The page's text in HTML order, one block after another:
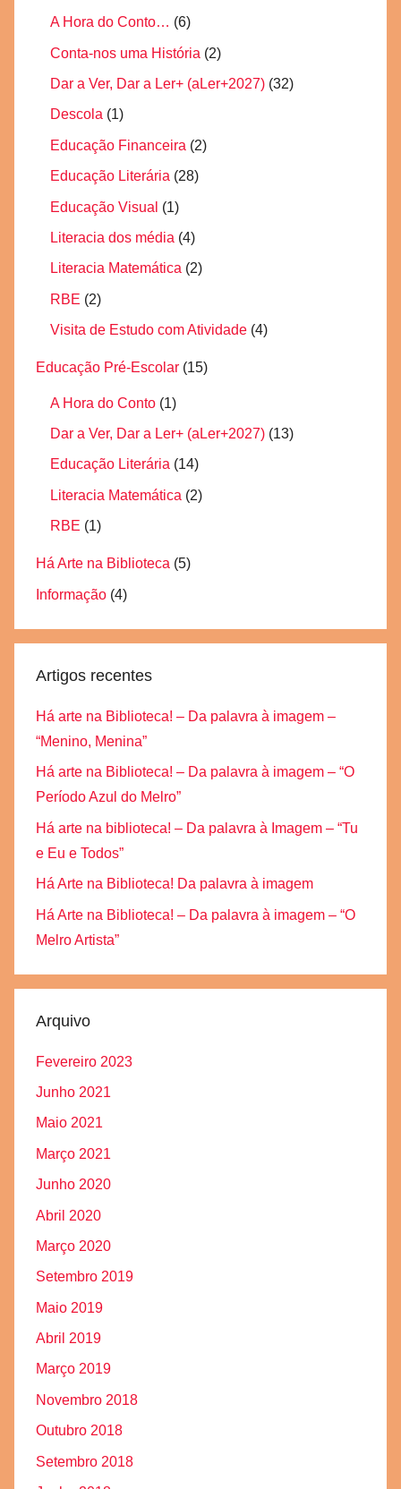
A Hora do Conto… (6)
Conta-nos uma História (2)
Dar a Ver, Dar a Ler+ (aLer+2027) (32)
Descola (1)
Educação Financeira (2)
Educação Literária (28)
Educação Visual (1)
Literacia dos média (4)
Literacia Matemática (2)
RBE (2)
Visita de Estudo com Atividade (4)
Educação Pré-Escolar (15)
A Hora do Conto (1)
Dar a Ver, Dar a Ler+ (aLer+2027) (13)
Educação Literária (14)
Literacia Matemática (2)
RBE (1)
Há Arte na Biblioteca (5)
Informação (4)
Artigos recentes
Há arte na Biblioteca! – Da palavra à imagem –
“Menino, Menina”
Há arte na Biblioteca! – Da palavra à imagem – “O
Período Azul do Melro”
Há arte na biblioteca! – Da palavra à Imagem – “Tu
e Eu e Todos”
Há Arte na Biblioteca! Da palavra à imagem
Há Arte na Biblioteca! – Da palavra à imagem – “O
Melro Artista”
Arquivo
Fevereiro 2023
Junho 2021
Maio 2021
Março 2021
Junho 2020
Abril 2020
Março 2020
Setembro 2019
Maio 2019
Abril 2019
Março 2019
Novembro 2018
Outubro 2018
Setembro 2018